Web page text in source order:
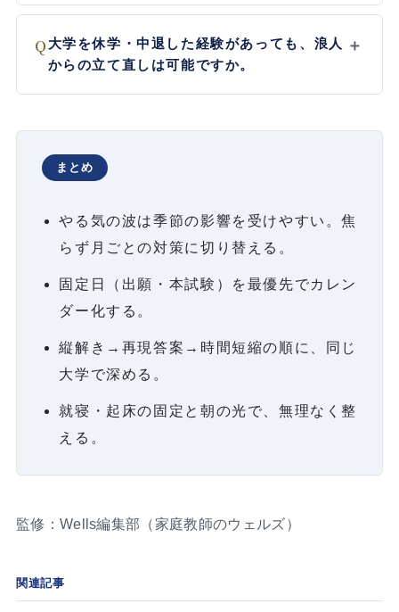
Q 大学を休学・中退した経験があっても、浪人
からの立て直しは可能ですか。
＋
まとめ
やる気の波は季節の影響を受けやすい。焦
らず月ごとの対策に切り替える。
固定日（出願・本試験）を最優先でカレン
ダー化する。
縦解き→再現答案→時間短縮の順に、同じ
大学で深める。
就寝・起床の固定と朝の光で、無理なく整
える。
監修：Wells編集部（家庭教師のウェルズ）
関連記事